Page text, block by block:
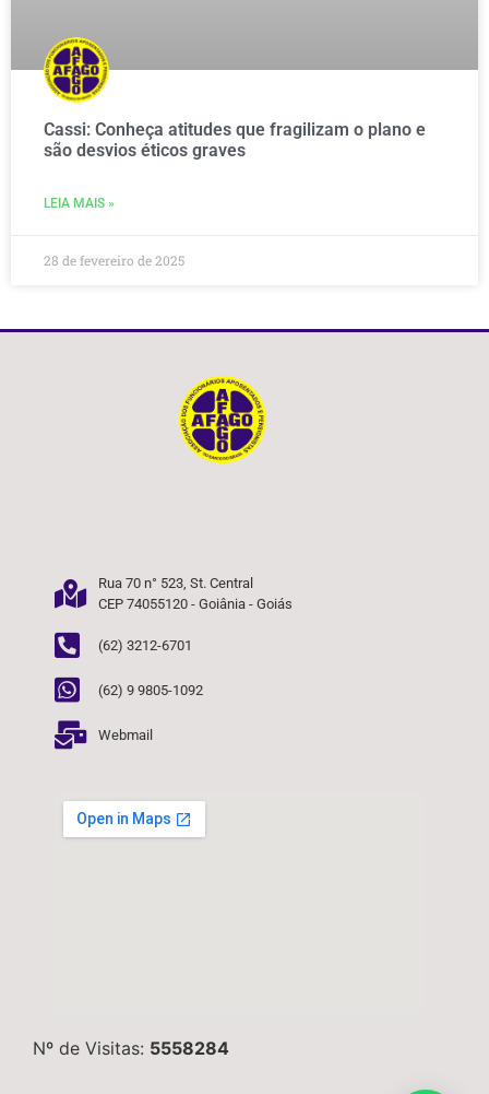
Cassi: Conheça atitudes que fragilizam o plano e
são desvios éticos graves
LEIA MAIS »
28 de fevereiro de 2025
Rua 70 n° 523, St. Central
CEP 74055120 - Goiânia - Goiás
(62) 3212-6701
(62) 9 9805-1092
Webmail
Nº de Visitas: 5558284